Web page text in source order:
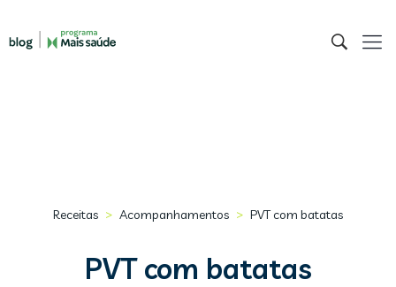
Receitas > Acompanhamentos > PVT com batatas
PVT com batatas